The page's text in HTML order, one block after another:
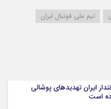
تیم ملی فوتبال ایران
ایران تهدیدهای پوشالی
است